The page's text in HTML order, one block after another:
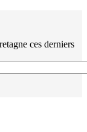
ces derniers